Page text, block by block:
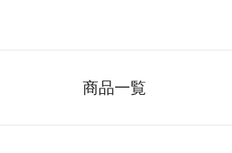
商品一覧